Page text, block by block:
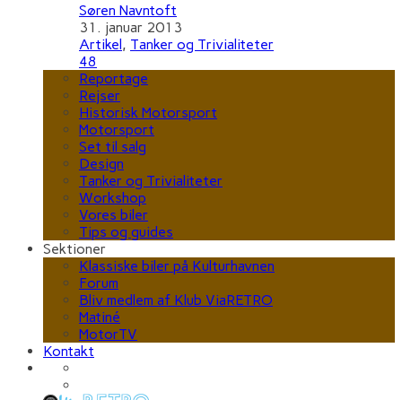
Søren Navntoft
31. januar 2013
Artikel, Tanker og Trivialiteter
48
Reportage
Rejser
Historisk Motorsport
Motorsport
Set til salg
Design
Tanker og Trivialiteter
Workshop
Vores biler
Tips og guides
Sektioner
Klassiske biler på Kulturhavnen
Forum
Bliv medlem af Klub ViaRETRO
Matiné
MotorTV
Kontakt